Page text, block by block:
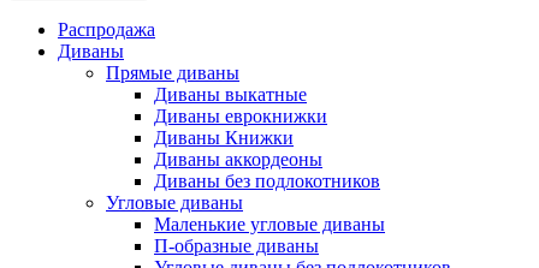
Распродажа
Диваны
Прямые диваны
Диваны выкатные
Диваны еврокнижки
Диваны Книжки
Диваны аккордеоны
Диваны без подлокотников
Угловые диваны
Маленькие угловые диваны
П-образные диваны